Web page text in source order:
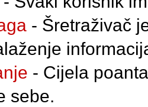
- Šretraživač
- Cijela
sebe.